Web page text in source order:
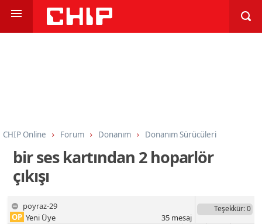
CHIP Online Forum Donanım Donanım Sürücüleri
bir ses kartından 2 hoparlör
çıkışı
poyraz-29
OP Yeni Üye
Teşekkür: 0
35mesaj